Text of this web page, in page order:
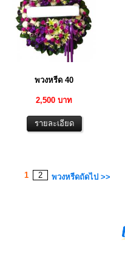
พวงหรีด 40
2,500 บาท
1 2 พวงหรีดถัดไป >>